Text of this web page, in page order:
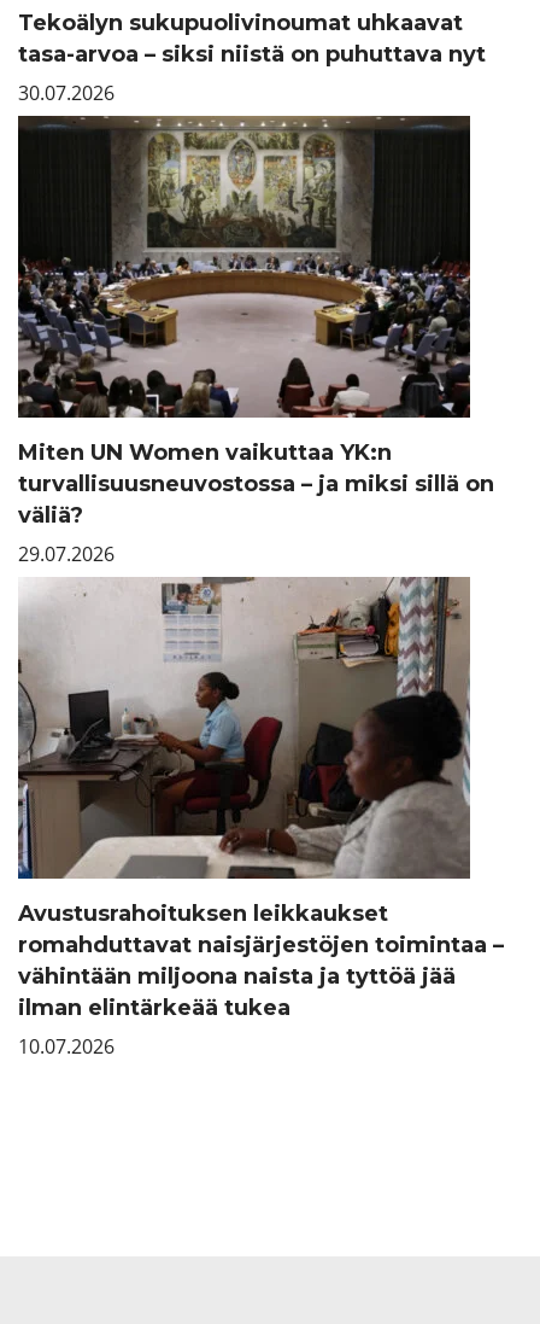
Tekoälyn sukupuolivinoumat uhkaavat
tasa-arvoa – siksi niistä on puhuttava nyt
30.07.2026
Miten UN Women vaikuttaa YK:n
turvallisuusneuvostossa – ja miksi sillä on
väliä?
29.07.2026
Avustusrahoituksen leikkaukset
romahduttavat naisjärjestöjen toimintaa –
vähintään miljoona naista ja tyttöä jää
ilman elintärkeää tukea
10.07.2026